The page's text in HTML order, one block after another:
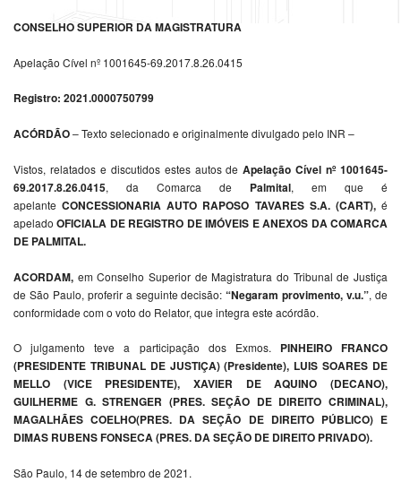
CONSELHO SUPERIOR DA MAGISTRATURA
Apelação Cível nº 1001645-69.2017.8.26.0415
Registro: 2021.0000750799
ACÓRDÃO– Texto selecionado e originalmente divulgado pelo INR –
Vistos, relatados e discutidos estes autos deApelação Cível nº 1001645-
69.2017.8.26.0415, da Comarca de Palmital, em que é
apelanteCONCESSIONARIA AUTO RAPOSO TAVARES S.A. (CART),é
apeladoOFICIALA DE REGISTRO DE IMÓVEIS E ANEXOS DA COMARCA
DE PALMITAL.
ACORDAM, em Conselho Superior de Magistratura do Tribunal de Justiça
de São Paulo, proferir a seguinte decisão:“Negaram provimento, v.u.”, de
conformidade com o voto do Relator, que integra este acórdão.
O julgamento teve a participação dos Exmos. PINHEIRO FRANCO
(PRESIDENTE TRIBUNAL DE JUSTIÇA) (Presidente), LUIS SOARES DE
MELLO (VICE PRESIDENTE), XAVIER DE AQUINO (DECANO),
GUILHERME G. STRENGER (PRES. SEÇÃO DE DIREITO CRIMINAL),
MAGALHÃES COELHO(PRES. DA SEÇÃO DE DIREITO PÚBLICO) E
DIMAS RUBENS FONSECA (PRES. DA SEÇÃO DE DIREITO PRIVADO).
São Paulo, 14 de setembro de 2021.